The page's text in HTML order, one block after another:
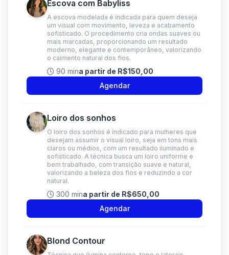
Escova com Babyliss
A escova modelada é indicada para quem deseja
um visual com movimento, leveza e acabamento
sofisticado. O procedimento cria ondas suaves ou
mais marcadas, proporcionando um resultado
moderno, elegante e contemporâneo, valorizando
o caimento natural dos fios.
90 mina partir de R$150,00
Agendar
Loiro dos sonhos
O loiro dos sonhos é indicado para mulheres que
desejam assumir o visual loiro, seja em tons mais
claros ou médios, com um resultado iluminado e
sofisticado. A técnica busca um loiro uniforme e
bem trabalhado, com transição suave e natural,
valorizando a beleza dos fios e reduzindo a cor
natural.
300 mina partir de R$650,00
Agendar
Blond Contour